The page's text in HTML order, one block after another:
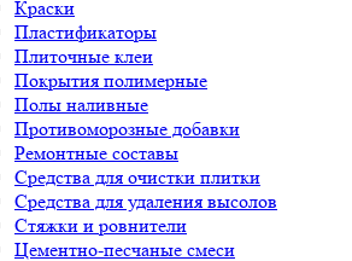
Краски
Пластификаторы
Плиточные клеи
Покрытия полимерные
Полы наливные
Противоморозные добавки
Ремонтные составы
Средства для очистки плитки
Средства для удаления высолов
Стяжки и ровнители
Цементно-песчаные смеси